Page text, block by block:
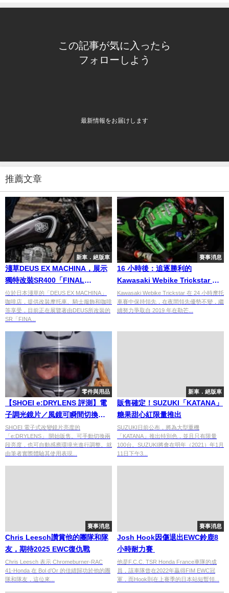
この記事が気に入ったら
フォローしよう
最新情報をお届けします
推薦文章
新車．絕版車
淺草DEUS EX MACHINA，展示
獨特改裝SR400「FINAL
EDITION」
位於日本淺草的「DEUS EX MACHINA」
咖啡店，提供改裝摩托車、騎士服飾和咖啡
等享受，目前正在展覽著由DEUS所改裝的
SR「FINA...
賽事消息
16 小時後：追逐勝利的
Kawasaki Webike Trickstar 在
利曼保持領先
Kawasaki Webike Trickstar 在 24 小時摩托
車賽中保持領先，在夜間領先優勢不變，繼
續努力爭取自 2019 年在勒芒...
零件與用品
【SHOEI e:DRYLENS 評測】電
子調光鏡片／風鏡可瞬間切換明
度，自動模式實用性高，價格偏
高但值得考慮
SHOEI 電子式改變鏡片亮度的
「e:DRYLENS」 開始販售。可手動切換兩
段亮度，也可自動感應環境光進行調整。就
由筆者實際體驗其使用表現...
新車．絕版車
販售確定！SUZUKI「KATANA」
糖果甜心紅限量推出
SUZUKI日前公布，將為大型重機
「KATANA」推出特別色，並且只有限量
100台。SUZUKI將會在明年（2021）年1月
11日下午3...
賽事消息
Chris Leesch讚賞他的團隊和隊
友，期待2025 EWC復仇戰
Chris Leesch 表示 Chromeburner-RAC
41-Honda 在 Bol d’Or 的佳績歸功於他的團
隊和隊友，這位來...
賽事消息
Josh Hook因傷退出EWC鈴鹿8
小時耐力賽
他是F.C.C. TSR Honda France車隊的成
員，該車隊曾在2022年贏得FIM EWC冠
軍，而Hook則在上賽季的日本站短暫領...